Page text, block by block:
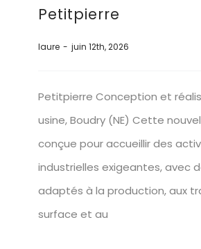
Petitpierre
laure - juin 12th, 2026
Petitpierre Conception et
usine, Boudry (NE) Cette
conçue pour accueillir des
industrielles exigeantes, avec
adaptés à la production, aux
surface et au